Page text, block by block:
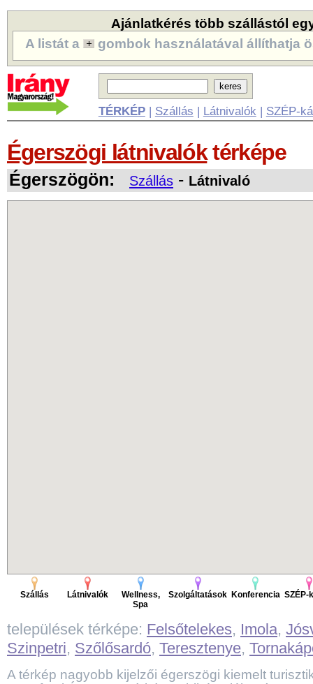
Ajánlatkérés több szállástól
A listát a
gombok használatával állíthatja
TÉRKÉP| Szállás | Látnivalók | SZÉP-
Égerszögi látnivalóktérképe
Égerszögön: Szállás - Látnivaló
Szállás Látnivalók
Wellness,
Spa
Szolgáltatások Konferencia SZÉP-
települések térképe: Felsőtelekes, Imola,
Szinpetri, Szőlősardó, Teresztenye,
A térkép nagyobb kijelzői égerszögi kiemelt